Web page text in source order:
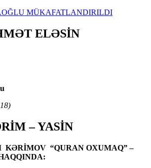
MÜKAFATLANDIRILDI
ELƏSİN
– YASİN
KƏRİMOV “QURAN OXUMAQ” –